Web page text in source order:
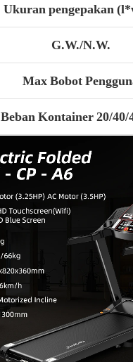
Ukuran pengepakan
G.W./N.W.
Max Bobot
Beban Kontainer 20/40/